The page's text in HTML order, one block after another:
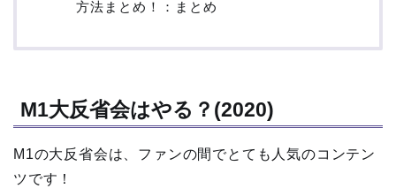
方法まとめ！：まとめ
M1大反省会はやる？(2020)
M1の大反省会は、ファンの間でとても人気のコンテン
ツです！